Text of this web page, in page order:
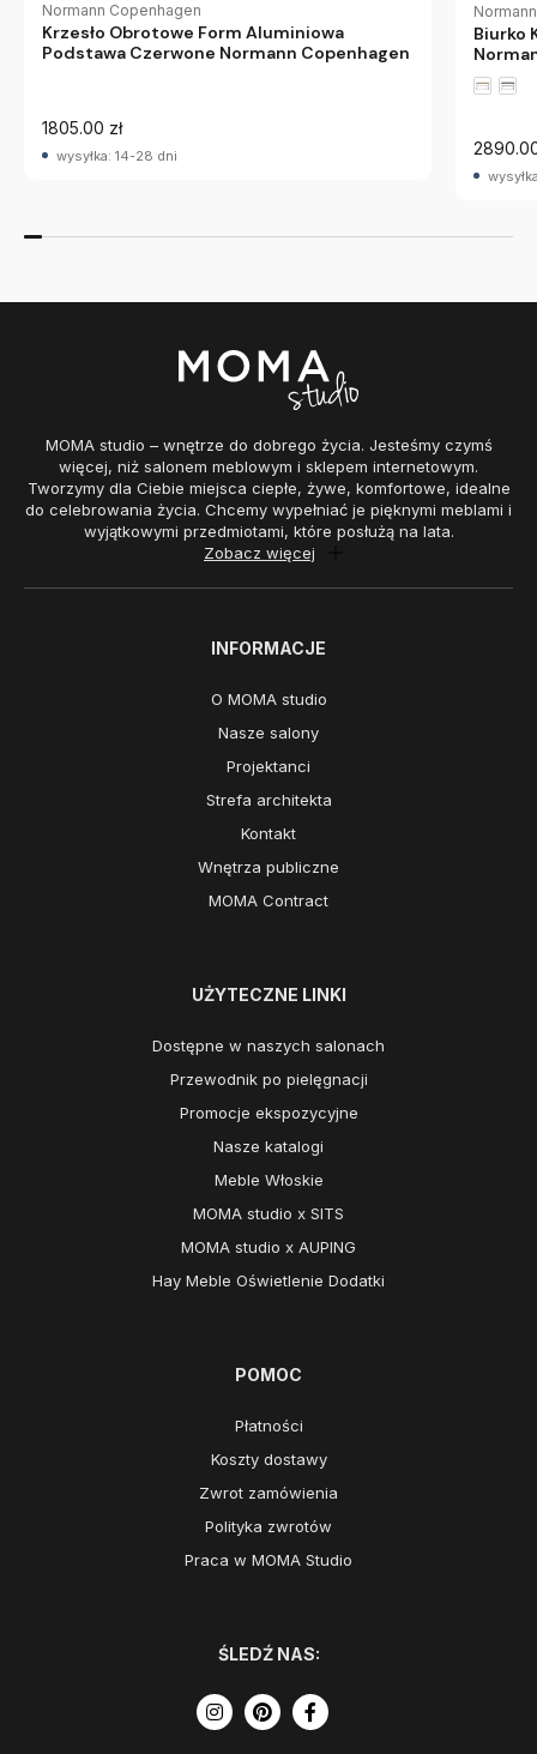
Normann Copenhagen
Krzesło Obrotowe Form Aluminiowa
Podstawa Czerwone Normann Copenhagen
1805.00 zł
wysyłka: 14-28 dni
Biurko
MOMA studio – wnętrze do dobrego życia. Jesteśmy czymś
więcej, niż salonem meblowym i sklepem internetowym.
Tworzymy dla Ciebie miejsca ciepłe, żywe, komfortowe, idealne
do celebrowania życia. Chcemy wypełniać je pięknymi meblami i
wyjątkowymi przedmiotami, które posłużą na lata.
Zobacz więcej
INFORMACJE
O MOMA studio
Nasze salony
Projektanci
Strefa architekta
Kontakt
Wnętrza publiczne
MOMA Contract
UŻYTECZNE LINKI
Dostępne w naszych salonach
Przewodnik po pielęgnacji
Promocje ekspozycyjne
Nasze katalogi
Meble Włoskie
MOMA studio x SITS
MOMA studio x AUPING
Hay Meble Oświetlenie Dodatki
POMOC
Płatności
Koszty dostawy
Zwrot zamówienia
Polityka zwrotów
Praca w MOMA Studio
ŚLEDŹ NAS: